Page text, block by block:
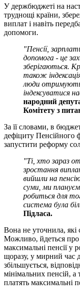
У держбюджеті на
труднощі країни,
виплат і навіть
допомоги.
"Пенсії,
допомога - це
зберігаються.
також
люди
індексуватися
народний
Комітету з
За її словами, в
дефіциту Пенсійного
запустити реформу
"Ті, хто зараз
зростання
вийшли на
суми, ми
робиться для
система була
Підласа.
Вона не уточнила, які
Можливо, йдеться про
максимальні пенсії у
щоразу, у мирний час
збільшується,
мінімальних пенсій,
платять максимальні